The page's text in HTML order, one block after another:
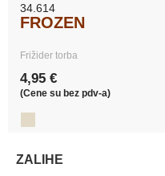
34.614
FROZEN
Frižider torba
4,95 €
(Cene su bez pdv-a)
ZALIHE